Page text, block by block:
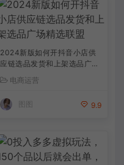
2024新版如何开抖音小店供
应链选品发货和上架选品广场
精选联盟
电商运营
9.9